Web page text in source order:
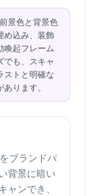
景色と背景色
め込み、装飾
喚起フレーム
でも、スキャ
ストと明確な
ります。
ブランドパ
背景に暗い
ンでき、